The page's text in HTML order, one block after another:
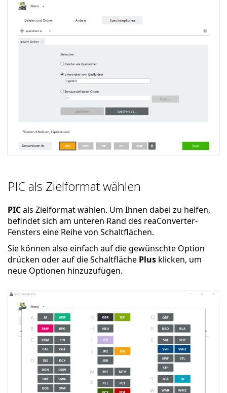
PIC als Zielformat wählen
PICals Zielformat wählen. Um Ihnen dabei zu helfen,
befindet sich am unteren Rand des reaConverter-
Fensters eine Reihe von Schaltflächen.
Sie können also einfach auf die gewünschte Option
drücken oder auf die Schaltfläche Plus klicken, um
neue Optionen hinzuzufügen.